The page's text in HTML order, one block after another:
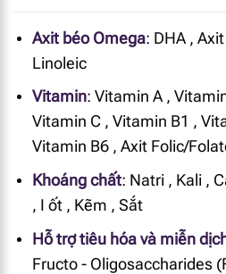
Axit béo Omega: DHA,
Linoleic
Vitamin: Vitamin A,
Vitamin C, Vitamin B1 ,
Vitamin B6, Axit Folic/
Khoáng chất: Natri, Kali,
, I ốt, Kẽm , Sắt
Hỗ trợ tiêu hóa và miễn
Fructo - Oligosaccharides